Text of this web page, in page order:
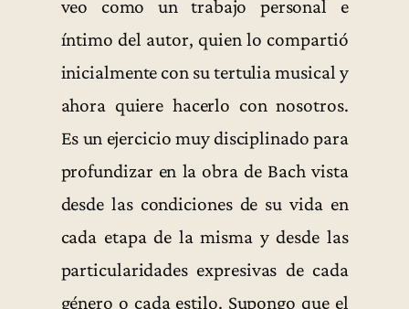
veo como un trabajo personal e
íntimo del autor, quien lo compartió
inicialmente con su tertulia musical y
ahora quiere hacerlo con nosotros.
Es un ejercicio muy disciplinado para
profundizar en la obra de Bach vista
desde las condiciones de su vida en
cada etapa de la misma y desde las
particularidades expresivas de cada
género o cada estilo. Supongo que el